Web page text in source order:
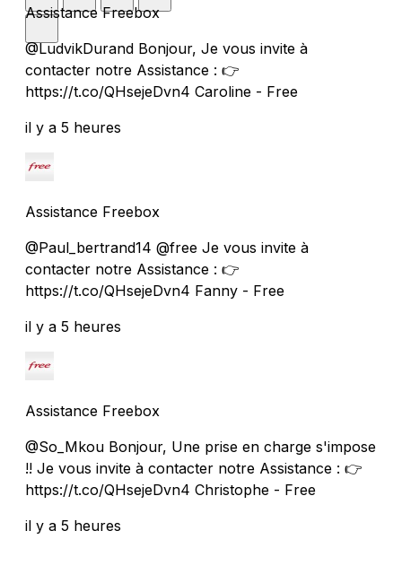
Assistance Freebox
@LudvikDurand Bonjour, Je vous invite à
contacter notre Assistance : 👉
https://t.co/QHsejeDvn4 Caroline - Free
il y a 5 heures
Assistance Freebox
@Paul_bertrand14 @free Je vous invite à
contacter notre Assistance : 👉
https://t.co/QHsejeDvn4 Fanny - Free
il y a 5 heures
Assistance Freebox
@So_Mkou Bonjour, Une prise en charge s'impose
!! Je vous invite à contacter notre Assistance : 👉
https://t.co/QHsejeDvn4 Christophe - Free
il y a 5 heures